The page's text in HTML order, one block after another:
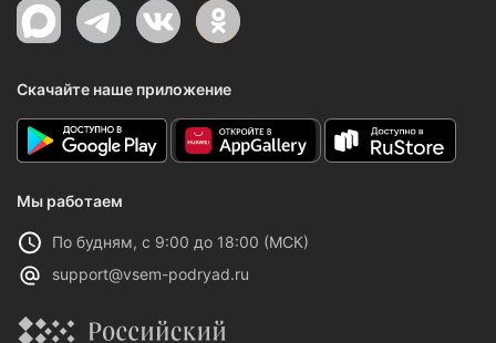
Скачайте наше приложение
Мы работаем
По будням, с 9:00 до 18:00 (МСК)
support@vsem-podryad.ru